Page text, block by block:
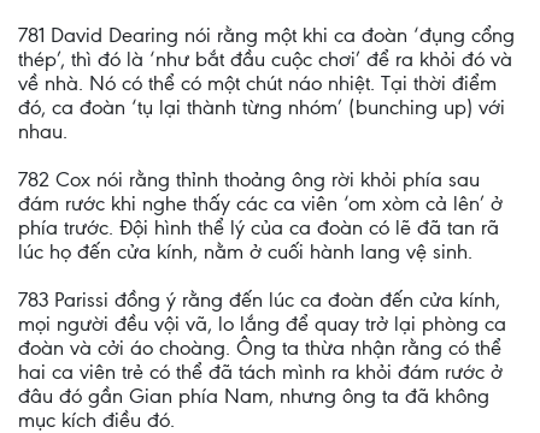
781 David Dearing nói rằng một khi ca đoàn ‘đụng cổng
thép’, thì đó là ‘như bắt đầu cuộc chơi’ để ra khỏi đó và
về nhà. Nó có thể có một chút náo nhiệt. Tại thời điểm
đó, ca đoàn ‘tụ lại thành từng nhóm’ (bunching up) với
nhau.
782 Cox nói rằng thỉnh thoảng ông rời khỏi phía sau
đám rước khi nghe thấy các ca viên ‘om xòm cả lên’ ở
phía trước. Đội hình thể lý của ca đoàn có lẽ đã tan rã
lúc họ đến cửa kính, nằm ở cuối hành lang vệ sinh.
783 Parissi đồng ý rằng đến lúc ca đoàn đến cửa kính,
mọi người đều vội vã, lo lắng để quay trở lại phòng ca
đoàn và cởi áo choàng. Ông ta thừa nhận rằng có thể
hai ca viên trẻ có thể đã tách mình ra khỏi đám rước ở
đâu đó gần Gian phía Nam, nhưng ông ta đã không
mục kích điều đó.